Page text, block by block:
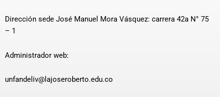
Dirección sede José Manuel Mora Vásquez: carrera 42a N° 75
– 1
Administrador web:
unfandeliv@lajoseroberto.edu.co